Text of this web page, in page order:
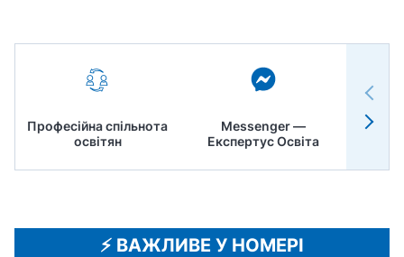
Професійна спільнота
освітян
Messenger —
Експертус Освіта
⚡️ ВАЖЛИВЕ У НОМЕРІ